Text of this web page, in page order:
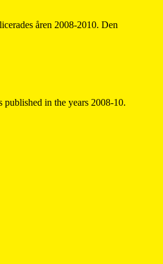
åren 2008-2010. Den
in the years 2008-10.